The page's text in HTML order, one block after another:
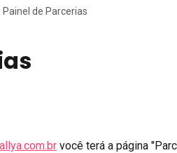
Painel de Parcerias
você terá a página